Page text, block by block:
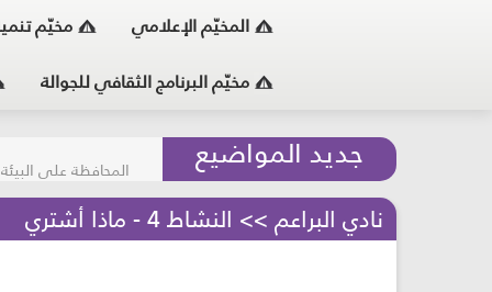
المخيّم الإعلامي مخيّم
مخيّم البرنامج الثقافي للجوالة
جديد المواضيع
مسابقة الركب
المحافظة على البيئة
نادي البراعم >> النشاط 4 - ماذا أشتري